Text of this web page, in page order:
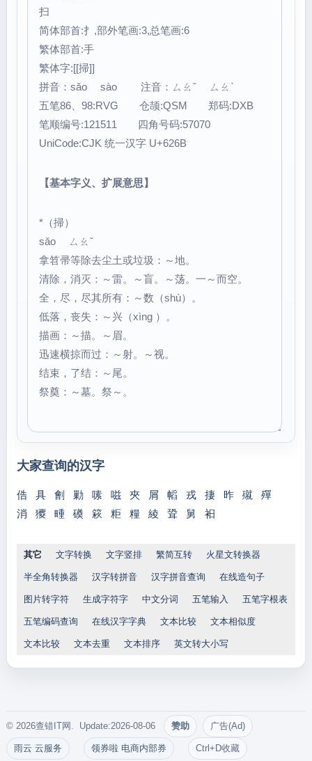
扫
简体部首:扌,部外笔画:3,总笔画:6
繁体部首:手
繁体字:[[掃]]
拼音：sǎo sào 注音：ㄙㄠˇ ㄙㄠˋ
五笔86、98:RVG 仓颉:QSM 郑码:DXB
笔顺编号:121511 四角号码:57070
UniCode:CJK 统一汉字 U+626B
【基本字义、扩展意思】
*（掃）
sǎo ㄙㄠˇ
拿笤帚等除去尘土或垃圾：～地。
清除，消灭：～雷。～盲。～荡。一～而空。
全，尽，尽其所有：～数（shù）。
低落，丧失：～兴（xìng ）。
描画：～描。～眉。
迅速横掠而过：～射。～视。
结束，了结：～尾。
祭奠：～墓。祭～。
大家查询的汉字
俈 具 劊 勦 嗉 嗞 夾 屑 幍 戎 捿 昨 殧
殫
消
獿 畽 磸 篍 粔 糧 綾 聓 舅 衵
其它 文字转换 文字竖排 繁简互转 火星文转换器
半全角转换器 汉字转拼音 汉字拼音查询 在线造句子
图片转字符 生成字符字 中文分词 五笔输入 五笔字根表
五笔编码查询 在线汉字字典 文本比较 文本相似度
文本比较 文本去重 文本排序 英文转大小写
© 2026查错IT网. Update:2026-08-06 赞助 广告(Ad)
雨云 云服务 领券啦 电商内部券 Ctrl+D收藏